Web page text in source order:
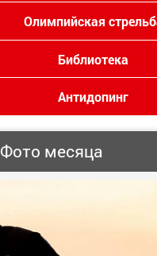
Олимпийская
Библиотека
Антидопинг
Фото месяца